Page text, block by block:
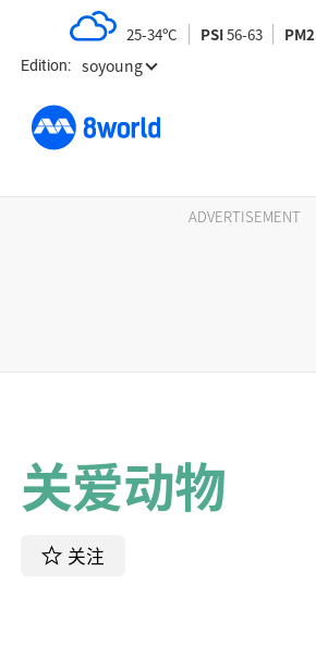
t
Edition: soyoung
25-34ºC PSI56-63
ADVERTISEMENT
关爱动物
关注